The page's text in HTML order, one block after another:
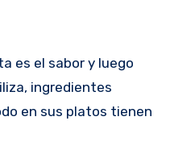
es el sabor y luego
ingredientes
en sus platos tienen